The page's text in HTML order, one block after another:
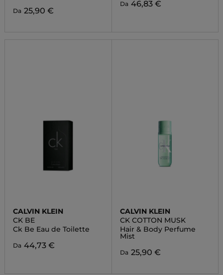
Da 25,90 €
Da 46,83 €
CALVIN KLEIN
CK BE
Ck Be Eau de Toilette
Da 44,73 €
CALVIN KLEIN
CK COTTON MUSK
Hair & Body Perfume
Mist
Da 25,90 €